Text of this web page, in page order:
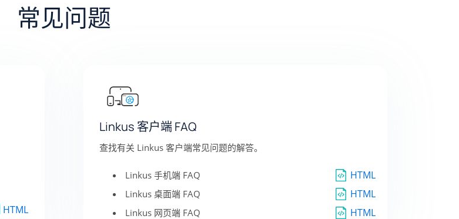
常见问题
HTML
Linkus 客户端 FAQ
查找有关 Linkus 客户端常见问题的解答。
Linkus 手机端 FAQ HTML
Linkus 桌面端 FAQ HTML
Linkus 网页端 FAQ HTML